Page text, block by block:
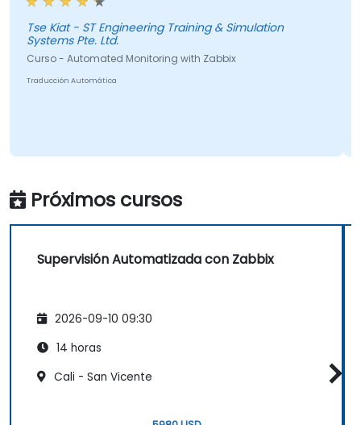
Tse Kiat - ST Engineering Training & Simulation
Systems Pte. Ltd.
Curso - Automated Monitoring with Zabbix
Traducción Automática
Próximos cursos
Supervisión Automatizada con Zabbix
2026-09-10 09:30
14 horas
Cali - San Vicente